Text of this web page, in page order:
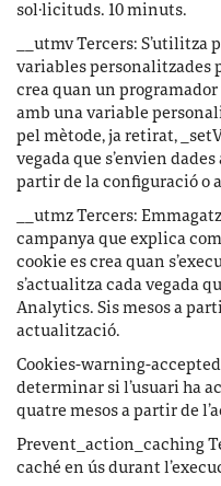
sol·licituds. 10 minuts.
__utmv Tercers: S’utilitza
variables personalitzades
crea quan un
amb una variable
pel mètode, ja retirat,
vegada que s’envien
partir de la configuració o
__utmz Tercers:
campanya que explica
cookie es crea quan
s’actualitza cada vegada
Analytics. Sis mesos a
actualització.
Cookies-warning-
determinar si l’usuari ha
quatre mesos a partir de
Prevent_action_caching
caché en ús durant